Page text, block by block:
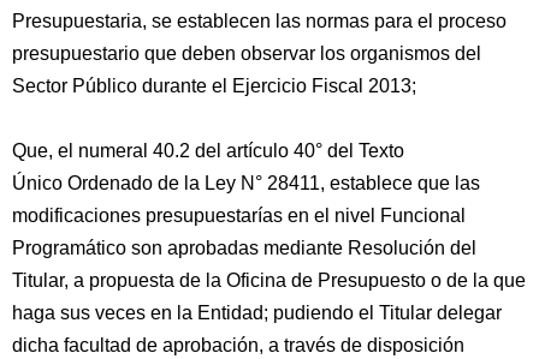
Presupuestaria, se establecen las normas para el proceso
presupuestario que deben observar los organismos del
Sector Público durante el Ejercicio Fiscal 2013;
Que, el numeral 40.2 del artículo 40° del Texto
Único Ordenado de la Ley N° 28411, establece que las
modificaciones presupuestarías en el nivel Funcional
Programático son aprobadas mediante Resolución del
Titular, a propuesta de la Oficina de Presupuesto o de la que
haga sus veces en la Entidad; pudiendo el Titular delegar
dicha facultad de aprobación, a través de disposición